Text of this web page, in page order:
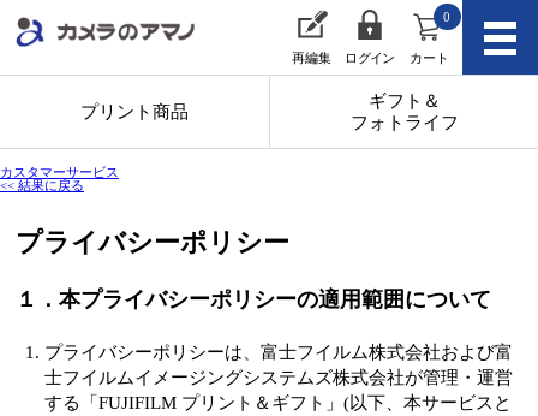
再編集 ログイン カート
0
プリント商品
ギフト＆
フォトライフ
カスタマーサービス
<< 結果に戻る
プライバシーポリシー
１．本プライバシーポリシーの適用範囲について
プライバシーポリシーは、富士フイルム株式会社および富
士フイルムイメージングシステムズ株式会社が管理・運営
する「FUJIFILM プリント＆ギフト」(以下、本サービスと